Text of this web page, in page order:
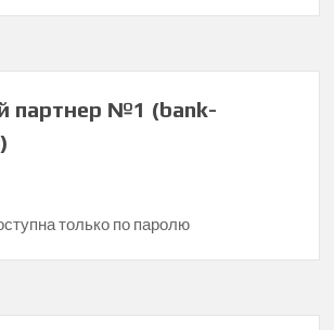
партнер №1 (bank-
только по паролю